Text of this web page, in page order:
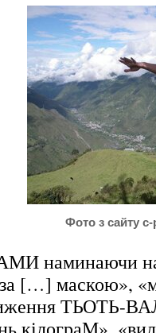
Фото з сайту
наминаючи
за […] маскою»,
ТЬОТЬ-